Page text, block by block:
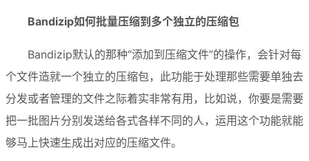
Bandizip如何批量压缩到多个独立的压缩包
Bandizip默认的那种“添加到压缩文件”的操作，会针对每
个文件造就一个独立的压缩包，此功能于处理那些需要单独去
分发或者管理的文件之际着实非常有用，比如说，你要是需要
把一批图片分别发送给各式各样不同的人，运用这个功能就能
够马上快速生成出对应的压缩文件。